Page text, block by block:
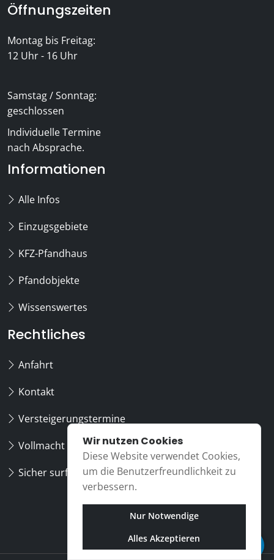
Öffnungszeiten
Montag bis Freitag:
12 Uhr - 16 Uhr
Samstag / Sonntag:
geschlossen
Individuelle Termine
nach Absprache.
Informationen
Alle Infos
Einzugsgebiete
KFZ-Pfandhaus
Pfandobjekte
Wissenswertes
Rechtliches
Anfahrt
Kontakt
Versteigerungstermine
Vollmacht
Sicher surfen
Wir nutzen Cookies
Diese Website verwendet Cookies,
um die Benutzerfreundlichkeit zu
verbessern.
Nur Notwendige
Alles Akzeptieren